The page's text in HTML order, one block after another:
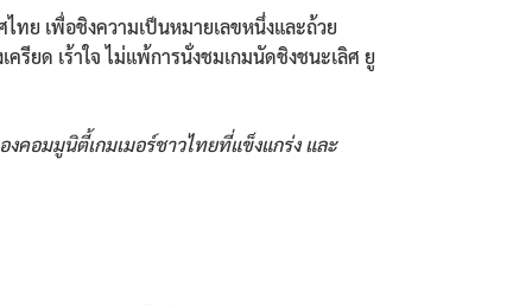
ย เพื่อชิงความเป็นหมายเลขหนึ่งและถ้วย
รียด เร้าใจ ไม่แพ้การนั่งชมเกมนัดชิงชนะเลิศ ยู
คอมมูนิตี้เกมเมอร์ชาวไทยที่แข็งแกร่ง และ